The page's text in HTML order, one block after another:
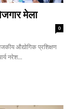
मेला
0
औद्योगिक प्रशिक्षण
नरेश...